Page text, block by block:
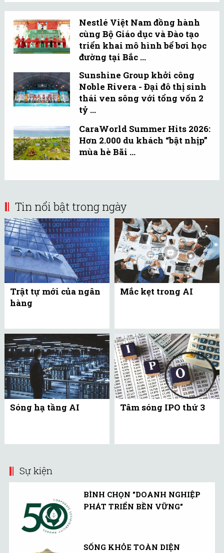
Nestlé Việt Nam đồng hành
cùng Bộ Giáo dục và Đào tạo
triển khai mô hình bể bơi học
đường tại Bắc ...
Sunshine Group khởi công
Noble Rivera - Đại đô thị sinh
thái ven sông với tổng vốn 2
tỷ ...
CaraWorld Summer Hits 2026:
Hơn 2.000 du khách “bật nhịp”
mùa hè Bãi ...
Tin nổi bật trong ngày
Trật tự mới của ngân
hàng
Mắc kẹt trong AI
Sóng hạ tầng AI Tâm sóng IPO thứ 3
Sự kiện
BÌNH CHỌN "DOANH NGHIỆP
PHÁT TRIỂN BỀN VỮNG"
SỐNG KHỎE TOÀN DIỆN